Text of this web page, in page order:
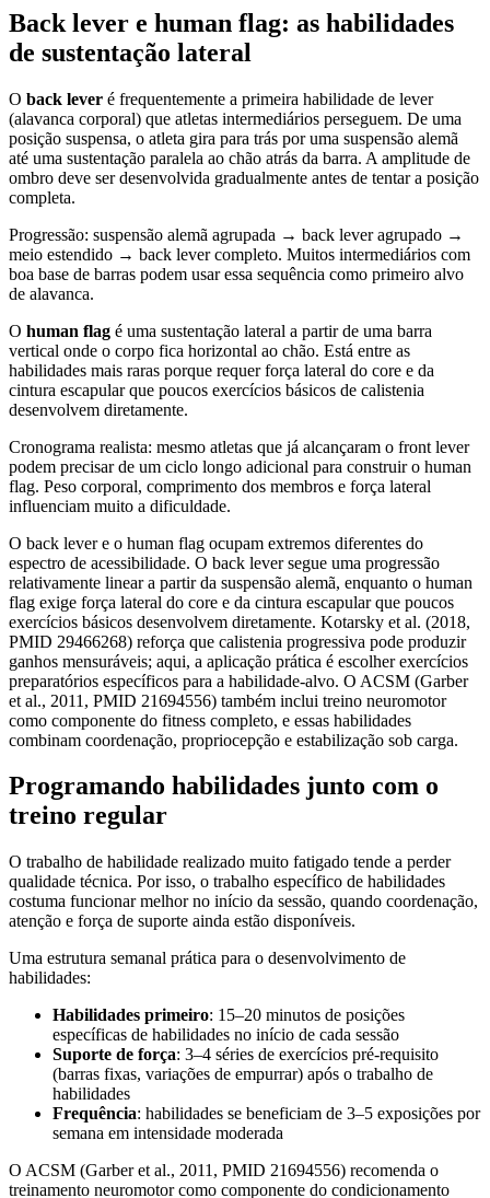
Back lever e human flag: as habilidades
de sustentação lateral
O back lever é frequentemente a primeira habilidade de lever
(alavanca corporal) que atletas intermediários perseguem. De uma
posição suspensa, o atleta gira para trás por uma suspensão alemã
até uma sustentação paralela ao chão atrás da barra. A amplitude de
ombro deve ser desenvolvida gradualmente antes de tentar a posição
completa.
Progressão: suspensão alemã agrupada → back lever agrupado →
meio estendido → back lever completo. Muitos intermediários com
boa base de barras podem usar essa sequência como primeiro alvo
de alavanca.
O human flag é uma sustentação lateral a partir de uma barra
vertical onde o corpo fica horizontal ao chão. Está entre as
habilidades mais raras porque requer força lateral do core e da
cintura escapular que poucos exercícios básicos de calistenia
desenvolvem diretamente.
Cronograma realista: mesmo atletas que já alcançaram o front lever
podem precisar de um ciclo longo adicional para construir o human
flag. Peso corporal, comprimento dos membros e força lateral
influenciam muito a dificuldade.
O back lever e o human flag ocupam extremos diferentes do
espectro de acessibilidade. O back lever segue uma progressão
relativamente linear a partir da suspensão alemã, enquanto o human
flag exige força lateral do core e da cintura escapular que poucos
exercícios básicos desenvolvem diretamente. Kotarsky et al. (2018,
PMID 29466268) reforça que calistenia progressiva pode produzir
ganhos mensuráveis; aqui, a aplicação prática é escolher exercícios
preparatórios específicos para a habilidade-alvo. O ACSM (Garber
et al., 2011, PMID 21694556) também inclui treino neuromotor
como componente do fitness completo, e essas habilidades
combinam coordenação, propriocepção e estabilização sob carga.
Programando habilidades junto com o
treino regular
O trabalho de habilidade realizado muito fatigado tende a perder
qualidade técnica. Por isso, o trabalho específico de habilidades
costuma funcionar melhor no início da sessão, quando coordenação,
atenção e força de suporte ainda estão disponíveis.
Uma estrutura semanal prática para o desenvolvimento de
habilidades:
Habilidades primeiro: 15–20 minutos de posições
específicas de habilidades no início de cada sessão
Suporte de força: 3–4 séries de exercícios pré-requisito
(barras fixas, variações de empurrar) após o trabalho de
habilidades
Frequência: habilidades se beneficiam de 3–5 exposições por
semana em intensidade moderada
O ACSM (Garber et al., 2011, PMID 21694556) recomenda o
treinamento neuromotor como componente do condicionamento